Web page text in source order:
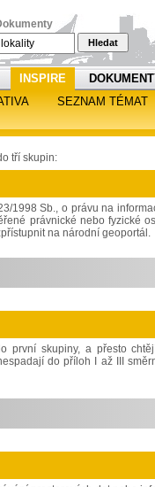
Hledat
INSPIRE
SEZNAM TÉMAT
tří skupin:
1998 Sb., o právu na
právnické nebo fyzické
na národní geoportál.
první skupiny, a přesto
do příloh I až III